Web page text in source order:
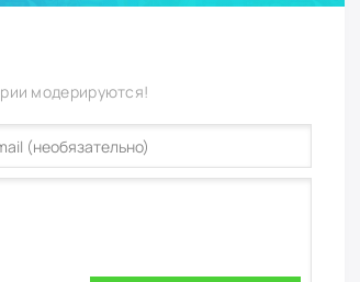
модерируются!